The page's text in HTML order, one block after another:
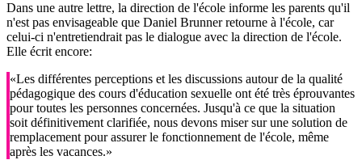
Dans une autre lettre, la direction de l'école informe les parents qu'il
n'est pas envisageable que Daniel Brunner retourne à l'école, car
celui-ci n'entretiendrait pas le dialogue avec la direction de l'école.
Elle écrit encore:
«Les différentes perceptions et les discussions autour de la qualité
pédagogique des cours d'éducation sexuelle ont été très éprouvantes
pour toutes les personnes concernées. Jusqu'à ce que la situation
soit définitivement clarifiée, nous devons miser sur une solution de
remplacement pour assurer le fonctionnement de l'école, même
après les vacances.»